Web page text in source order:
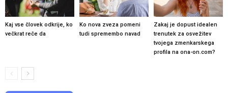
Kaj vse človek odkrije, ko
večkrat reče da
Ko nova zveza pomeni
tudi spremembo navad
Zakaj je dopust idealen
trenutek za osvežitev
tvojega zmenkarskega
profila na ona-on.com?